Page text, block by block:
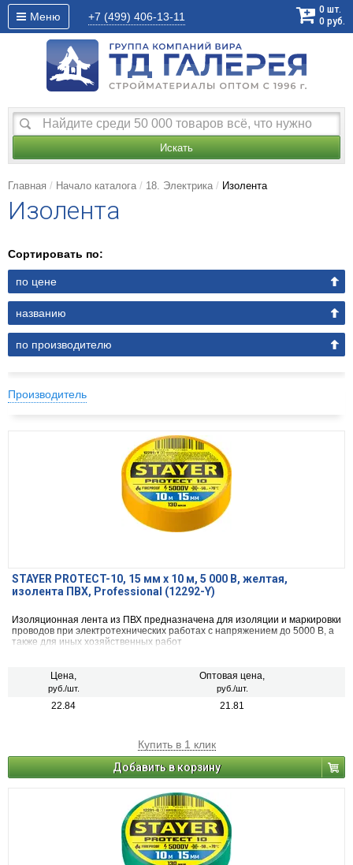
Меню +7 (499) 406-13-11
0 шт.
0 руб.
Искать
Главная Начало каталога 18. Электрика Изолента
Изолента
Сортировать по:
по цене
названию
по производителю
Производитель
STAYER PROTECT-10, 15 мм х 10 м, 5 000 В, желтая,
изолента ПВХ, Professional (12292-Y)
Изоляционная лента из ПВХ предназначена для изоляции и маркировки
проводов при электротехнических работах с напряжением до 5000 В, а
также для иных хозяйственных работ
Цена,
руб./шт.
Оптовая цена,
руб./шт.
22.84 21.81
Купить в 1 клик
Добавить в корзину